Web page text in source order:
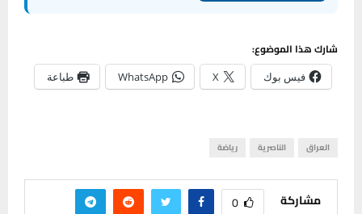
شارك هذا الموضوع:
فيس بوك X
WhatsApp طباعة
العراق الناصرية رياضة
مشاركة 0